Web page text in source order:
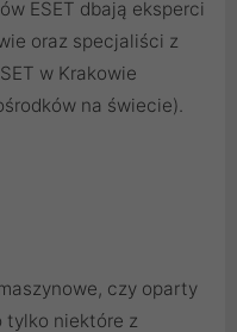
ESET dbają eksperci
oraz specjaliści z
w Krakowie
na świecie).
czy oparty
tylko niektóre z